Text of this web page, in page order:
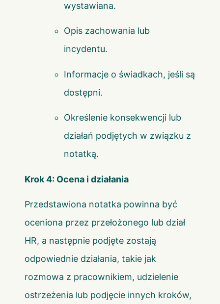
wystawiana.
Opis zachowania lub
incydentu.
Informacje o świadkach, jeśli są
dostępni.
Określenie konsekwencji lub
działań podjętych w związku z
notatką.
Krok 4: Ocena i działania
Przedstawiona notatka powinna być
oceniona przez przełożonego lub dział
HR, a następnie podjęte zostają
odpowiednie działania, takie jak
rozmowa z pracownikiem, udzielenie
ostrzeżenia lub podjęcie innych kroków,